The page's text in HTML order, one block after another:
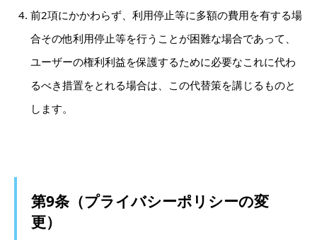
前2項にかかわらず、利用停止等に多額の費用を有する場
合その他利用停止等を行うことが困難な場合であって、
ユーザーの権利利益を保護するために必要なこれに代わ
るべき措置をとれる場合は、この代替策を講じるものと
します。
第9条（プライバシーポリシーの変
更）